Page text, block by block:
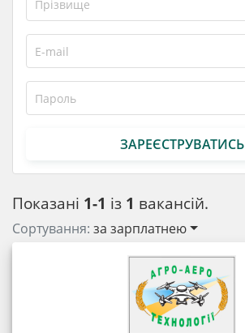
Показані 1-1 із 1 вакансій.
Сортування: за зарплатнею
ЗАРЕЄСТРУВАТИСЬ